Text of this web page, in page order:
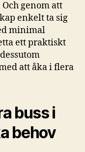
genom att
enkelt ta sig
minimal
ett praktiskt
att åka i flera
buss i
behov